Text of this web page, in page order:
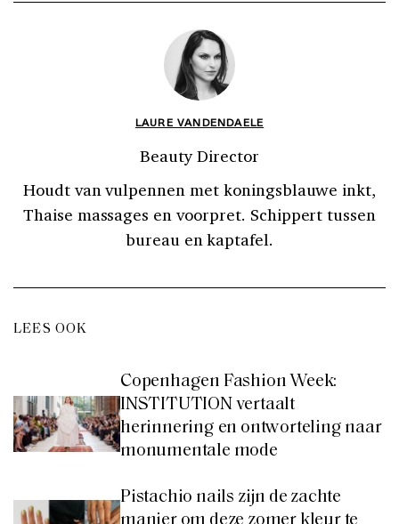
LAURE VANDENDAELE
Beauty Director
Houdt van vulpennen met koningsblauwe inkt,
Thaise massages en voorpret. Schippert tussen
bureau en kaptafel.
LEES OOK
Copenhagen Fashion Week:
INSTITUTION vertaalt
herinnering en ontworteling naar
monumentale mode
Pistachio nails zijn de zachte